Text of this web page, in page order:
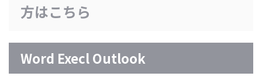
方はこちら
Word Execl Outlook